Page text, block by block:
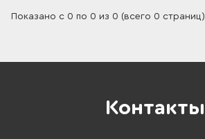
Показано с 0 по 0 из 0 (всего 0 страниц)
Контакты